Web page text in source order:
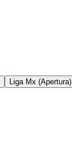
Liga Mx (Apertura)